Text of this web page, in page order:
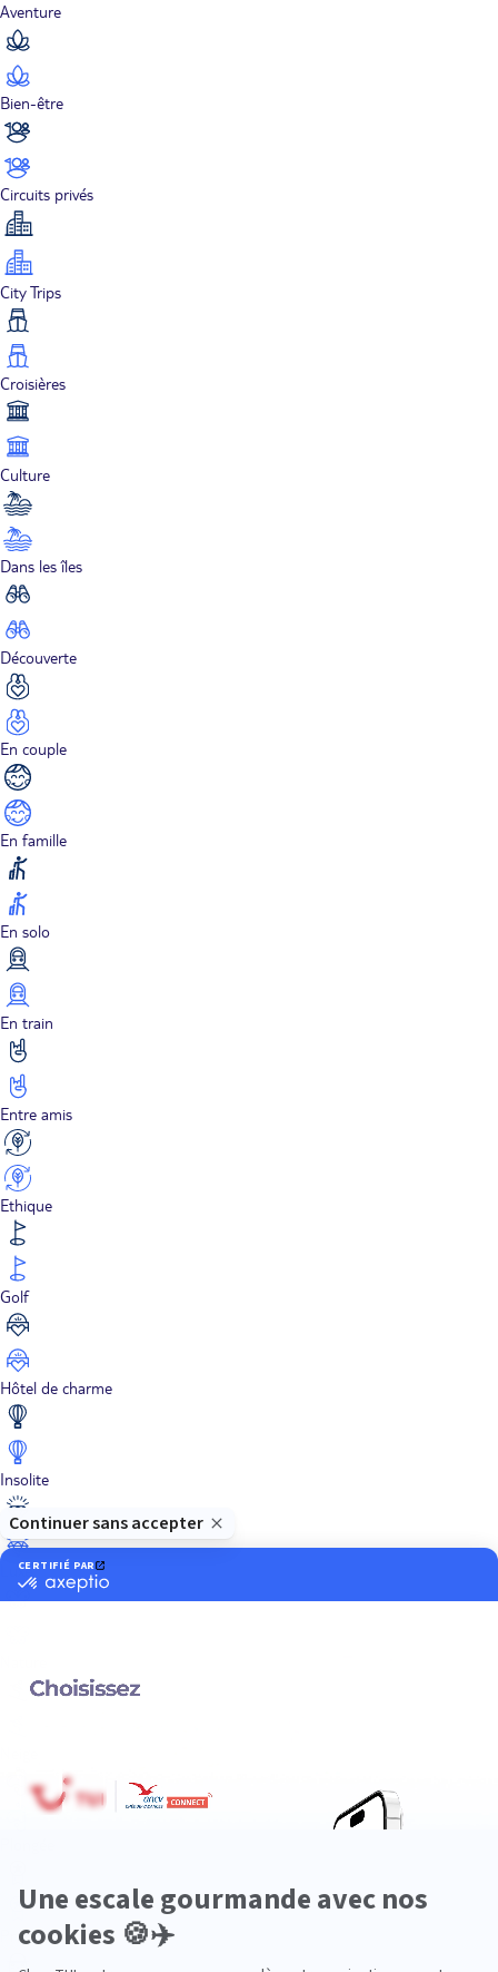
Aventure
Bien-être
Circuits privés
City Trips
Croisières
Culture
Dans les îles
Découverte
En couple
En famille
En solo
En train
Entre amis
Ethique
Golf
Hôtel de charme
Insolite
Luxe
Premium